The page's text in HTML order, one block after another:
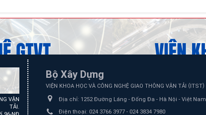
VẬN
TẢI.
Bộ Xây Dựng
VIỆN KHOA HỌC VÀ CÔNG NGHỆ GIAO THÔNG VẬN TẢI (ITST)
Địa chỉ: 1252 Đường Láng - Đống Đa - Hà Nội - Việt Nam
Điện thoại: 024 3766 3977 - 024 3834 7980